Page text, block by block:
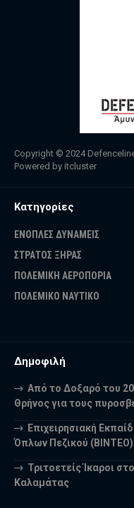
Copyright © 2024
Powered by itcluster
Κατηγορίες
ΕΝΟΠΛΕΣ ΔΥΝΑΜΕΙΣ
ΣΤΡΑΤΟΣ ΞΗΡΑΣ
ΠΟΛΕΜΙΚΗ ΑΕΡΟΠΟΡΙΑ
ΠΟΛΕΜΙΚΟ ΝΑΥΤΙΚΟ
Δημοφιλή
Από το Δοξαρό του
Θρήνος για τους
Επιχειρησιακή
Όπλων Πεζικού (ΒΙΝΤΕΟ)
Τριτοετείς Ίκαροι
Καλαμάτας